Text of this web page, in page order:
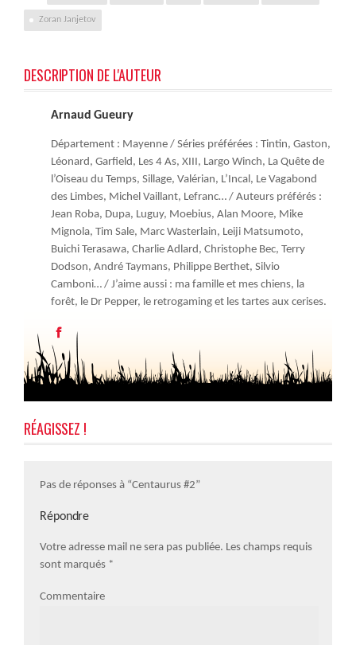
Zoran Janjetov
DESCRIPTION DE L'AUTEUR
Arnaud Gueury
Département : Mayenne / Séries préférées : Tintin, Gaston,
Léonard, Garfield, Les 4 As, XIII, Largo Winch, La Quête de
l’Oiseau du Temps, Sillage, Valérian, L’Incal, Le Vagabond
des Limbes, Michel Vaillant, Lefranc… / Auteurs préférés :
Jean Roba, Dupa, Luguy, Moebius, Alan Moore, Mike
Mignola, Tim Sale, Marc Wasterlain, Leiji Matsumoto,
Buichi Terasawa, Charlie Adlard, Christophe Bec, Terry
Dodson, André Taymans, Philippe Berthet, Silvio
Camboni… / J’aime aussi : ma famille et mes chiens, la
forêt, le Dr Pepper, le retrogaming et les tartes aux cerises.
RÉAGISSEZ !
Pas de réponses à “Centaurus #2”
Répondre
Votre adresse mail ne sera pas publiée. Les champs requis
sont marqués *
Commentaire